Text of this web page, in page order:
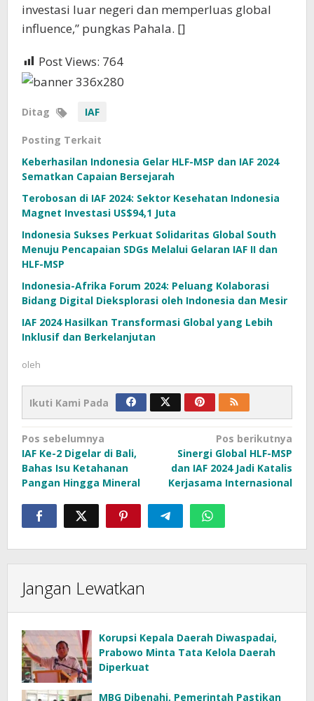
investasi luar negeri dan memperluas global
influence,” pungkas Pahala. []
Post Views: 764
Ditag IAF
Posting Terkait
Keberhasilan Indonesia Gelar HLF-MSP dan IAF 2024
Sematkan Capaian Bersejarah
Terobosan di IAF 2024: Sektor Kesehatan Indonesia
Magnet Investasi US$94,1 Juta
Indonesia Sukses Perkuat Solidaritas Global South
Menuju Pencapaian SDGs Melalui Gelaran IAF II dan
HLF-MSP
Indonesia-Afrika Forum 2024: Peluang Kolaborasi
Bidang Digital Dieksplorasi oleh Indonesia dan Mesir
IAF 2024 Hasilkan Transformasi Global yang Lebih
Inklusif dan Berkelanjutan
oleh
Ikuti Kami Pada
Navigasi
pos
Pos sebelumnya
IAF Ke-2 Digelar di Bali,
Bahas Isu Ketahanan
Pangan Hingga Mineral
Pos berikutnya
Sinergi Global HLF-MSP
dan IAF 2024 Jadi Katalis
Kerjasama Internasional
Jangan Lewatkan
Korupsi Kepala Daerah Diwaspadai,
Prabowo Minta Tata Kelola Daerah
Diperkuat
MBG Dibenahi, Pemerintah Pastikan